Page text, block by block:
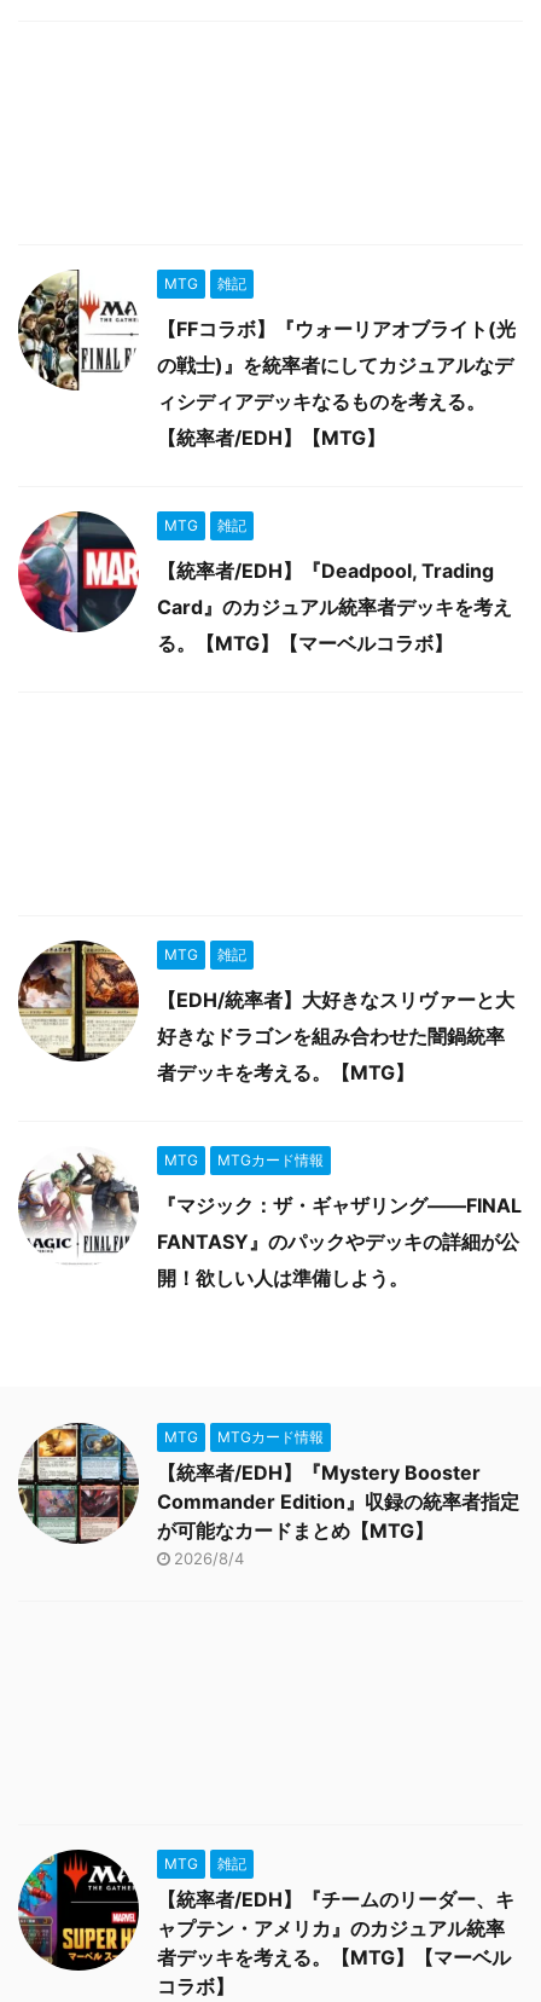
MTG 雑記
【FFコラボ】『ウォーリアオブライト(光
の戦士)』を統率者にしてカジュアルなデ
ィシディアデッキなるものを考える。
【統率者/EDH】【MTG】
MTG 雑記
【統率者/EDH】『Deadpool, Trading
Card』のカジュアル統率者デッキを考え
る。【MTG】【マーベルコラボ】
MTG 雑記
【EDH/統率者】大好きなスリヴァーと大
好きなドラゴンを組み合わせた闇鍋統率
者デッキを考える。【MTG】
MTG MTGカード情報
『マジック：ザ・ギャザリング――FINAL
FANTASY』のパックやデッキの詳細が公
開！欲しい人は準備しよう。
MTG MTGカード情報
【統率者/EDH】『Mystery Booster
Commander Edition』収録の統率者指定
が可能なカードまとめ【MTG】
2026/8/4
MTG 雑記
【統率者/EDH】『チームのリーダー、キ
ャプテン・アメリカ』のカジュアル統率
者デッキを考える。【MTG】【マーベル
コラボ】